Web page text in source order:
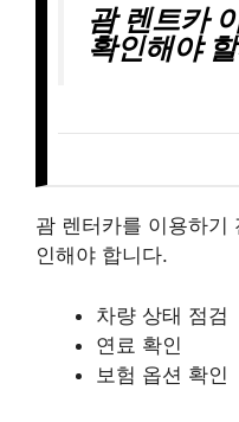
괌 렌트카
확인해야
괌 렌터카를 이용하기
인해야 합니다.
차량 상태 점검
연료 확인
보험 옵션 확인